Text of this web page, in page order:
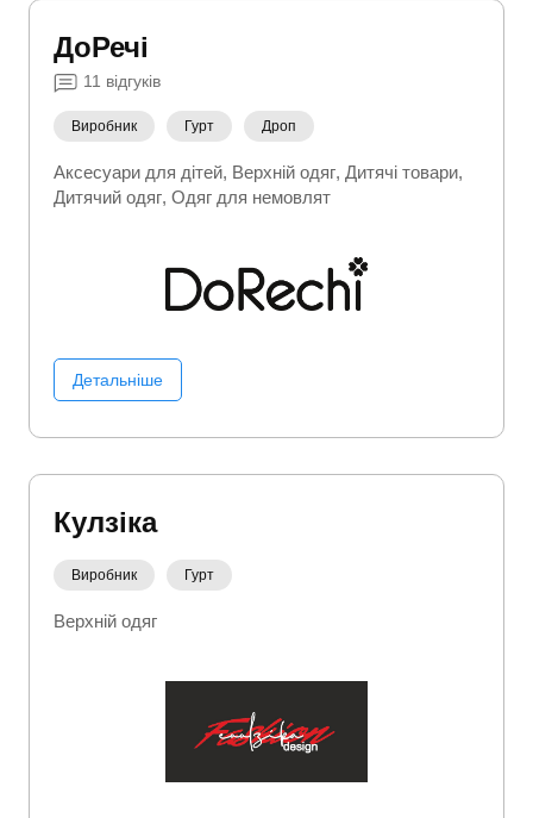
ДоРечі
11 відгуків
Виробник Гурт Дроп
Аксесуари для дітей Верхній одяг Дитячі товари
Дитячий одяг Одяг для немовлят
Детальніше
Кулзіка
Виробник Гурт
Верхній одяг